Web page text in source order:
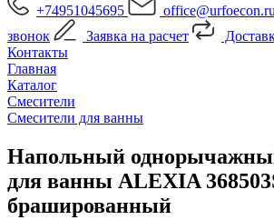
+74951045695 office@urfoecon.ru
звонок
Заявка на расчет
Контакты
Главная
Каталог
Смесители
Смесители для ванны
Напольный
для ванны ALEXIA
брашированный